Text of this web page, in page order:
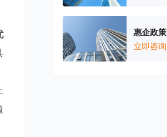
惠企政策
立即咨询